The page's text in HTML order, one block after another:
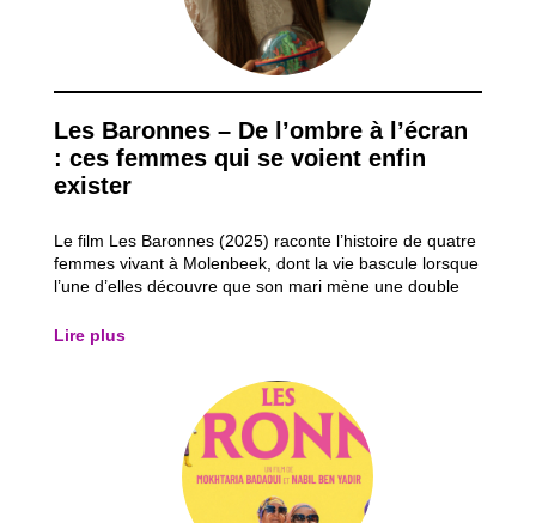
Les Baronnes – De l’ombre à l’écran
: ces femmes qui se voient enfin
exister
Le film Les Baronnes (2025) raconte l’histoire de quatre
femmes vivant à Molenbeek, dont la vie bascule lorsque
l’une d’elles découvre que son mari mène une double
reprendre le contrôle de sa vie en réalisant un rêve
Lire plus